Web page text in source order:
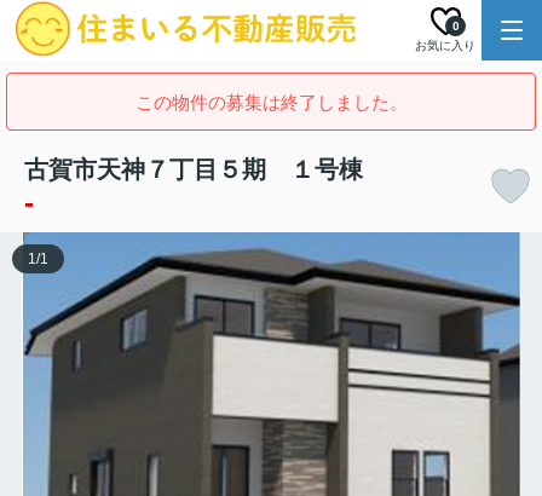
お気に入り
0
この物件の募集は終了しました。
古賀市天神７丁目５期 １号棟
-
1/1